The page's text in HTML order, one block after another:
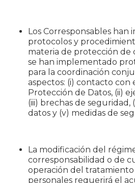
Los Corresponsables han
protocolos y
materia de protección de
se han implementado
para la coordinación
aspectos: (i) contacto con
Protección de Datos, (ii)
(iii) brechas de seguridad,
datos y (v) medidas de
La modificación del
corresponsabilidad o de
operación del tratamiento
personales requerirá el